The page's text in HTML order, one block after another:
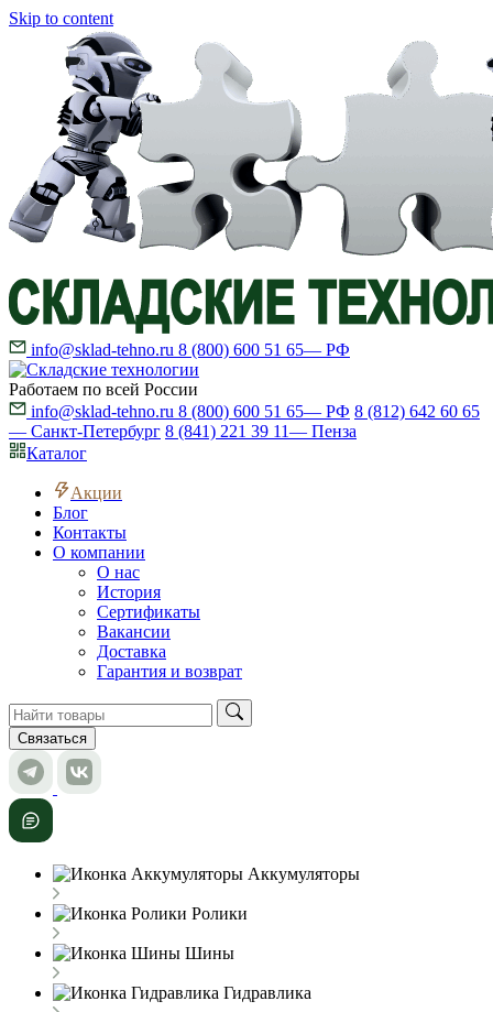
Skip to content
info@sklad-tehno.ru 8 (800) 600 51 65— РФ
Работаем по всей России
info@sklad-tehno.ru 8 (800) 600 51 65— РФ 8 (812) 642 60 65
— Санкт-Петербург 8 (841) 221 39 11— Пенза
Каталог
Акции
Блог
Контакты
О компании
О нас
История
Сертификаты
Вакансии
Доставка
Гарантия и возврат
Связаться
Аккумуляторы
Ролики
Шины
Гидравлика